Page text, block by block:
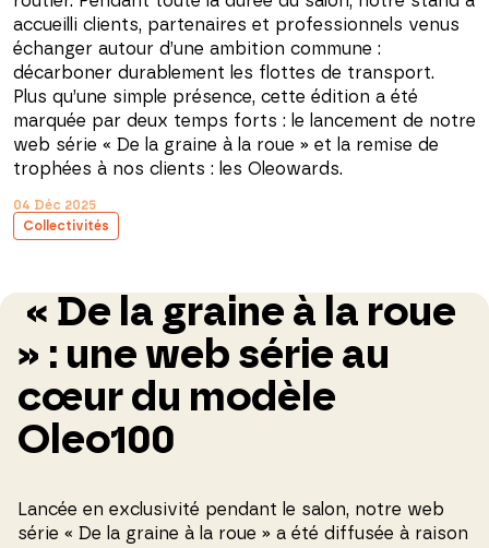
accueilli clients, partenaires et professionnels venus
échanger autour d’une ambition commune :
décarboner durablement les flottes de transport.
Plus qu’une simple présence, cette édition a été
marquée par deux temps forts : le lancement de notre
web série « De la graine à la roue » et la remise de
trophées à nos clients : les Oleowards.
04 Déc 2025
Collectivités
« De la graine à la roue
» : une web série au
cœur du modèle
Oleo100
Lancée en exclusivité pendant le salon, notre web
série « De la graine à la roue » a été diffusée à raison